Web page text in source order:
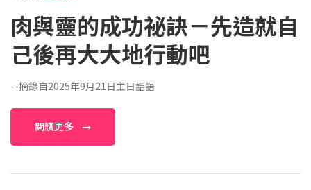
肉與靈的成功祕訣－先造就自
己後再大大地行動吧
--摘錄自2025年9月21日主日話語
閱讀更多